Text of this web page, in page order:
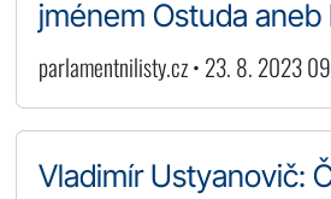
jménem Ostuda aneb
parlamentnilisty.cz • 23. 8. 2023
Vladimír Ustyanovič: